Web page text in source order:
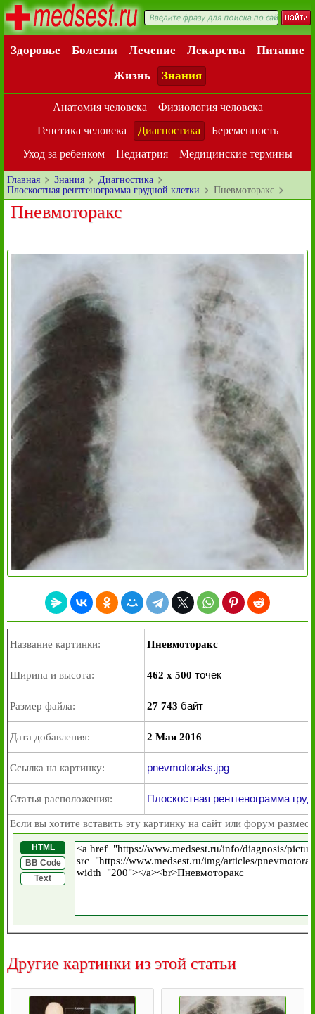
Здоровье Болезни Лечение Лекарства
Питание
Жизнь
Знания
Анатомия человека
Физиология человека
Генетика человека
Диагностика
Беременность
Уход за ребенком
Педиатрия Медицинские термины
Главная Знания
Диагностика
Плоскостная рентгенограмма грудной клетки
Пневмоторакс
Пневмоторакс
Название картинки: Пневмоторакс
Ширина и высота: 462 x 500 точек
Размер файла: 27 743 байт
Дата добавления: 2 Мая 2016
Ссылка на картинку: pnevmotoraks.jpg
Статья расположения: Плоскостная рентгенограмма
Если вы хотите вставить эту картинку на сайт или форум
HTML
BB Code
Text
Другие картинки из этой статьи